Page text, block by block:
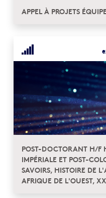
APPEL À PROJETS
POST-DOCTORANT H/F
IMPÉRIALE ET POST-
SAVOIRS, HISTOIRE DE
AFRIQUE DE L'OUEST,